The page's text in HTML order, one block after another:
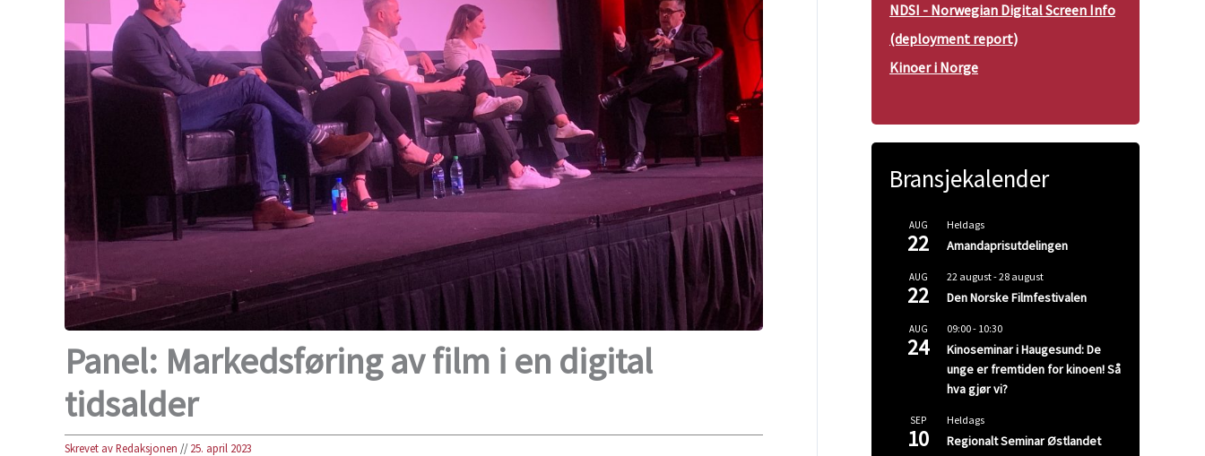
Panel: Markedsføring av film i en digital
tidsalder
Skrevet av Redaksjonen //25. april 2023
NDSI - Norwegian Digital Screen Info
(deployment report)
Kinoer i Norge
Bransjekalender
AUG
22
Heldags
Amandaprisutdelingen
AUG
22
22 august-28 august
Den Norske Filmfestivalen
AUG
24
09:00- 10:30
Kinoseminar i Haugesund: De
unge er fremtiden for kinoen! Så
hva gjør vi?
SEP
10
Heldags
Regionalt Seminar Østlandet